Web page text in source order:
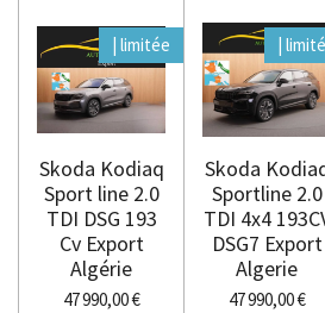
| limitée
Skoda Kodiaq
Sport line 2.0
TDI DSG 193
Cv Export
Algérie
47 990,00 €
|
Skoda
Sportline 2.0
TDI 4x4
DSG7 Export
Algerie
47 990,00 €